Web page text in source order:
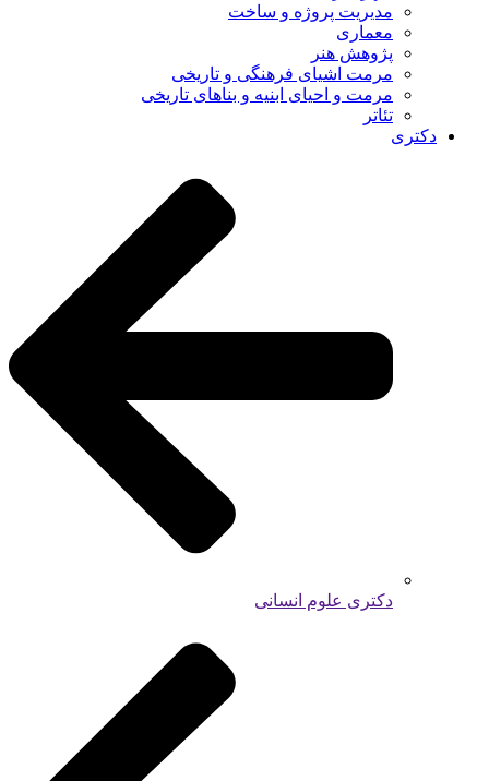
مدیریت پروژه و ساخت
معماری
پژوهش هنر
مرمت اشیای فرهنگی و تاریخی
مرمت و احیای ابنیه و بناهای تاریخی
تئاتر
دکتری
دکتری علوم انسانی